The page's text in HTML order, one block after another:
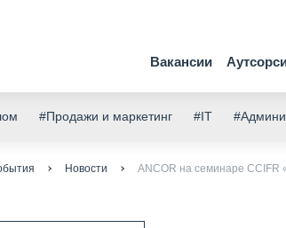
Вакансии
#Продажи и маркетинг #IT
Новости ANCOR на семинаре CCIFR